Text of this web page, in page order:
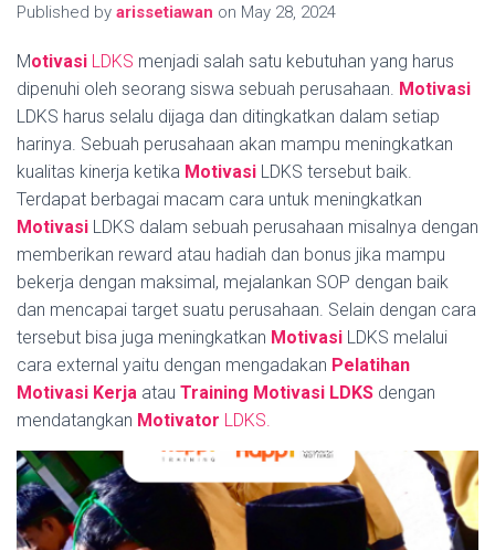
Published by arissetiawan on May 28, 2024
Motivasi LDKS menjadi salah satu kebutuhan yang harus
dipenuhi oleh seorang siswa sebuah perusahaan. Motivasi
LDKS harus selalu dijaga dan ditingkatkan dalam setiap
harinya. Sebuah perusahaan akan mampu meningkatkan
kualitas kinerja ketika Motivasi LDKS tersebut baik.
Terdapat berbagai macam cara untuk meningkatkan
Motivasi LDKS dalam sebuah perusahaan misalnya dengan
memberikan reward atau hadiah dan bonus jika mampu
bekerja dengan maksimal, mejalankan SOP dengan baik
dan mencapai target suatu perusahaan. Selain dengan cara
tersebut bisa juga meningkatkan Motivasi LDKS melalui
cara external yaitu dengan mengadakan Pelatihan
Motivasi Kerja atau Training Motivasi LDKS dengan
mendatangkan Motivator LDKS.